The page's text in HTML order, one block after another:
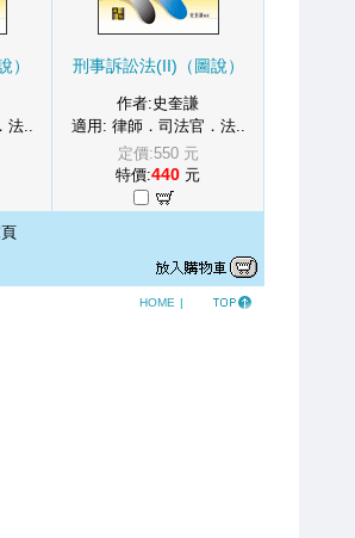
）
法..
刑事訴訟法(II)（圖說）
作者:史奎謙
適用: 律師．司法官．法..
定價:550 元
特價:440 元
HOME |